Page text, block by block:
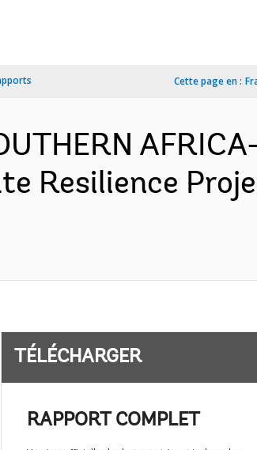
Cette page en :
Resilience
TÉLÉCHARGER
RAPPORT COMPLET